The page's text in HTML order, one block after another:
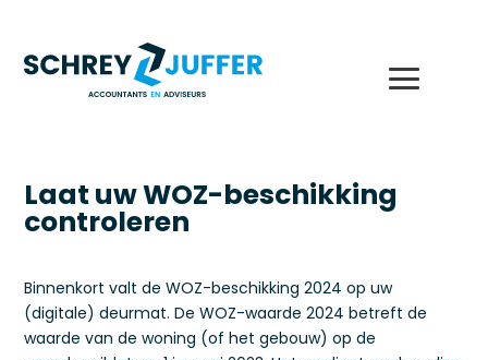
Laat uw WOZ-beschikking
controleren
Binnenkort valt de WOZ-beschikking 2024 op uw
(digitale) deurmat. De WOZ-waarde 2024 betreft de
waarde van de woning (of het gebouw) op de